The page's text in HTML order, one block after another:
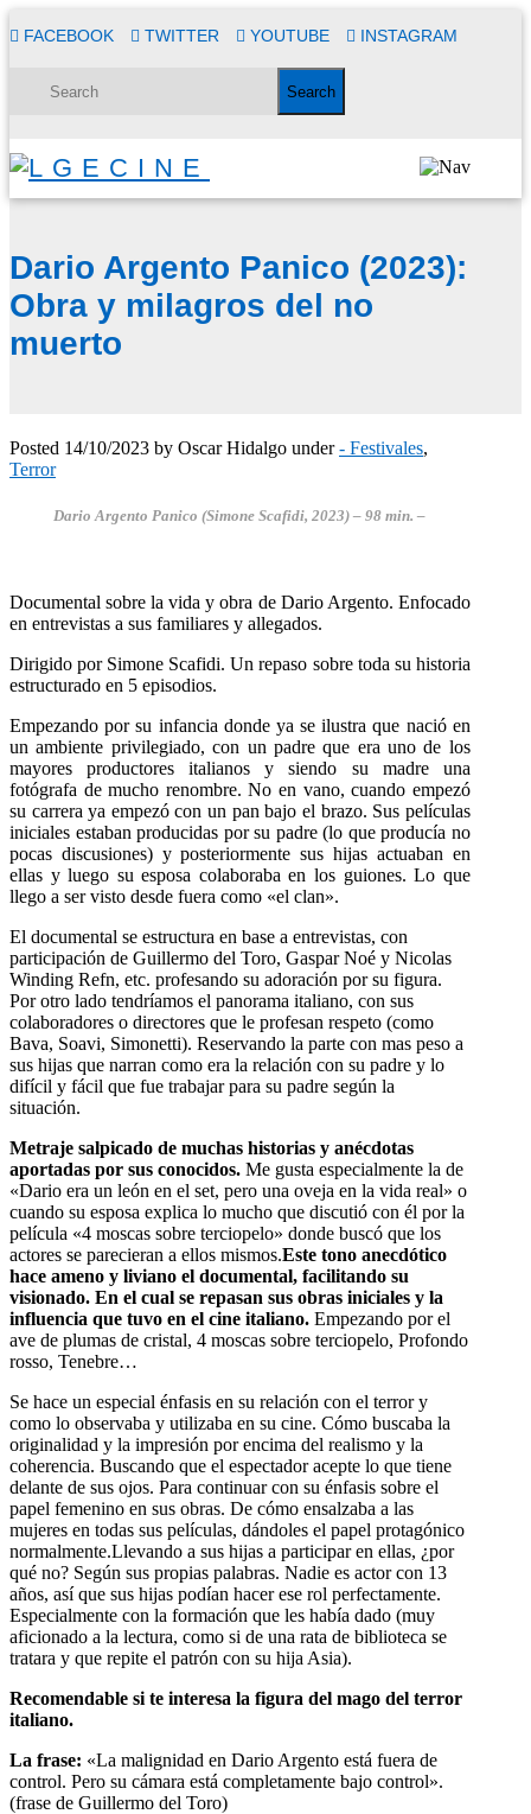
FACEBOOK TWITTER YOUTUBE INSTAGRAM
Dario Argento Panico (2023):
Obra y milagros del no
muerto
Posted 14/10/2023 by Oscar Hidalgo under- Festivales,
Terror
Dario Argento Panico (Simone Scafidi, 2023) – 98 min. –
Documental sobre la vida y obra de Dario Argento. Enfocado
en entrevistas a sus familiares y allegados.
Dirigido por Simone Scafidi. Un repaso sobre toda su historia
estructurado en 5 episodios.
Empezando por su infancia donde ya se ilustra que nació en
un ambiente privilegiado, con un padre que era uno de los
mayores productores italianos y siendo su madre una
fotógrafa de mucho renombre. No en vano, cuando empezó
su carrera ya empezó con un pan bajo el brazo. Sus películas
iniciales estaban producidas por su padre (lo que producía no
pocas discusiones) y posteriormente sus hijas actuaban en
ellas y luego su esposa colaboraba en los guiones. Lo que
llego a ser visto desde fuera como «el clan».
El documental se estructura en base a entrevistas, con
participación de Guillermo del Toro, Gaspar Noé y Nicolas
Winding Refn, etc. profesando su adoración por su figura.
Por otro lado tendríamos el panorama italiano, con sus
colaboradores o directores que le profesan respeto (como
Bava, Soavi, Simonetti). Reservando la parte con mas peso a
sus hijas que narran como era la relación con su padre y lo
difícil y fácil que fue trabajar para su padre según la
situación.
Metraje salpicado de muchas historias y anécdotas
aportadas por sus conocidos. Me gusta especialmente la de
«Dario era un león en el set, pero una oveja en la vida real» o
cuando su esposa explica lo mucho que discutió con él por la
película «4 moscas sobre terciopelo» donde buscó que los
actores se parecieran a ellos mismos.Este tono anecdótico
hace ameno y liviano el documental, facilitando su
visionado. En el cual se repasan sus obras iniciales y la
influencia que tuvo en el cine italiano. Empezando por el
ave de plumas de cristal, 4 moscas sobre terciopelo, Profondo
rosso, Tenebre…
Se hace un especial énfasis en su relación con el terror y
como lo observaba y utilizaba en su cine. Cómo buscaba la
originalidad y la impresión por encima del realismo y la
coherencia. Buscando que el espectador acepte lo que tiene
delante de sus ojos. Para continuar con su énfasis sobre el
papel femenino en sus obras. De cómo ensalzaba a las
mujeres en todas sus películas, dándoles el papel protagónico
normalmente.Llevando a sus hijas a participar en ellas, ¿por
qué no? Según sus propias palabras. Nadie es actor con 13
años, así que sus hijas podían hacer ese rol perfectamente.
Especialmente con la formación que les había dado (muy
aficionado a la lectura, como si de una rata de biblioteca se
tratara y que repite el patrón con su hija Asia).
Recomendable si te interesa la figura del mago del terror
italiano.
La frase: «La malignidad en Dario Argento está fuera de
control. Pero su cámara está completamente bajo control».
(frase de Guillermo del Toro)